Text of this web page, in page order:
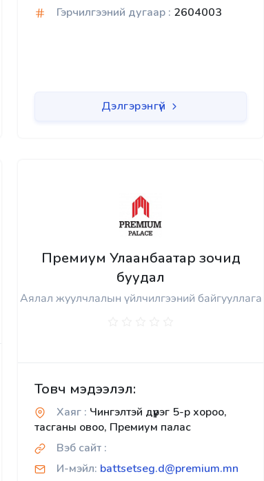
Гэрчилгээний дугаар : 2604003
Дэлгэрэнгүй
Премиум Улаанбаатар зочид
буудал
Аялал жуулчлалын үйлчилгээний байгууллага
Товч мэдээлэл:
Хаяг : Чингэлтэй дүүрэг 5-р хороо,
тасганы овоо, Премиум палас
Вэб сайт :
И-мэйл: battsetseg.d@premium.mn